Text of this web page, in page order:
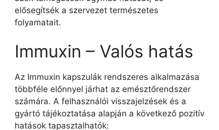
elősegítsék a szervezet természetes
folyamatait.
Immuxin – Valós hatás
Az Immuxin kapszulák rendszeres alkalmazása
többféle előnnyel járhat az emésztőrendszer
számára. A felhasználói visszajelzések és a
gyártó tájékoztatása alapján a következő pozitív
hatások tapasztalhatók: